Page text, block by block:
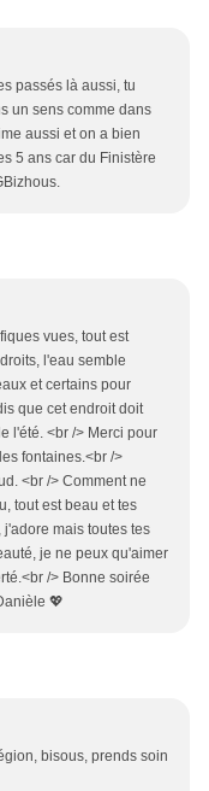
passés là aussi, tu
un sens comme dans
aussi et on a bien
5 ans car du Finistère
vues, tout est
l'eau semble
et certains pour
que cet endroit doit
l'été. <br /> Merci pour
fontaines.<br />
<br /> Comment ne
tout est beau et tes
mais toutes tes
je ne peux qu'aimer
/> Bonne soirée
💖
bisous, prends soin